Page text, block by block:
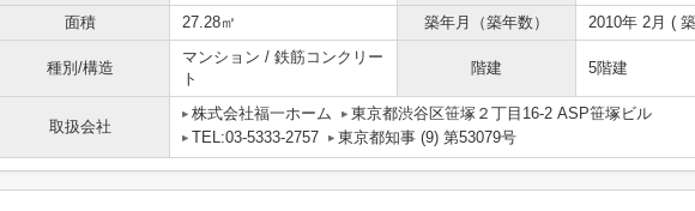
面積
27.28㎡ 築年月（築年数） 2010年 2月 (
種別/構造
マンション / 鉄筋コンクリー
ト
階建 5階建
取扱会社
株式会社福一ホーム
東京都渋谷区笹塚２丁目16-2 ASP笹塚ビル
TEL:03-5333-2757
東京都知事 (9) 第53079号